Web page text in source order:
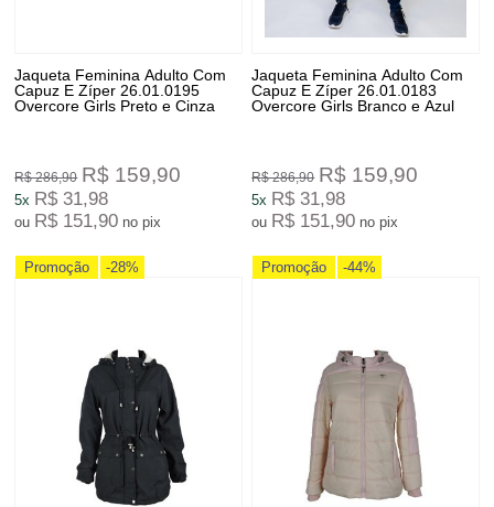
Jaqueta Feminina Adulto Com
Capuz E Zíper 26.01.0195
Overcore Girls Preto e Cinza
R$ 286,90 R$ 159,90
5x R$ 31,98
ou R$ 151,90 no pix
Jaqueta Feminina Adulto Com
Capuz E Zíper 26.01.0183
Overcore Girls Branco e Azul
R$ 286,90 R$ 159,90
5x R$ 31,98
ou R$ 151,90 no pix
Promoção -28% Promoção -44%